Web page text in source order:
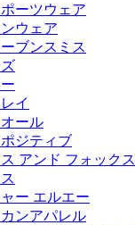
ーツウェア
ウェア
ブンスミス
イ
ール
ジティブ
アンド フォックス
ー エルエー
ンアパレル